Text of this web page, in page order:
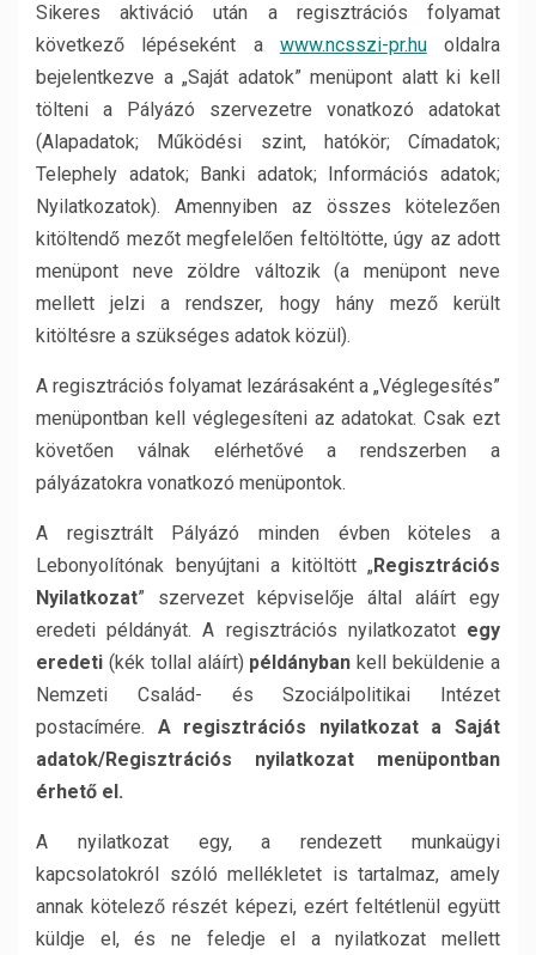
Sikeres aktiváció után a regisztrációs folyamat
következő lépéseként a www.ncsszi-pr.huoldalra
bejelentkezve a „Saját adatok” menüpont alatt ki kell
tölteni a Pályázó szervezetre vonatkozó adatokat
(Alapadatok; Működési szint, hatókör; Címadatok;
Telephely adatok; Banki adatok; Információs adatok;
Nyilatkozatok). Amennyiben az összes kötelezően
kitöltendő mezőt megfelelően feltöltötte, úgy az adott
menüpont neve zöldre változik (a menüpont neve
mellett jelzi a rendszer, hogy hány mező került
kitöltésre a szükséges adatok közül).
A regisztrációs folyamat lezárásaként a „Véglegesítés”
menüpontban kell véglegesíteni az adatokat. Csak ezt
követően válnak elérhetővé a rendszerben a
pályázatokra vonatkozó menüpontok.
A regisztrált Pályázó minden évben köteles a
Lebonyolítónak benyújtani a kitöltött „Regisztrációs
Nyilatkozat” szervezet képviselője által aláírt egy
eredeti példányát. A regisztrációs nyilatkozatot egy
eredeti (kék tollal aláírt) példányban kell beküldenie a
Nemzeti Család- és Szociálpolitikai Intézet
postacímére. A regisztrációs nyilatkozat a Saját
adatok/Regisztrációs nyilatkozat menüpontban
érhető el.
A nyilatkozat egy, a rendezett munkaügyi
kapcsolatokról szóló mellékletet is tartalmaz, amely
annak kötelező részét képezi, ezért feltétlenül együtt
küldje el, és ne feledje el a nyilatkozat mellett